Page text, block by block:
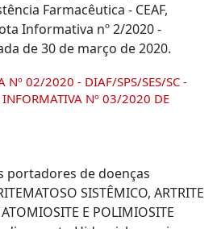
Farmacêutica - CEAF,
Informativa nº 2/2020 -
de 30 de março de 2020.
Nº 02/2020 - DIAF/SPS/SES/SC -
INFORMATIVA Nº 03/2020 DE
portadores de doenças
SISTÊMICO, ARTRITE
E POLIMIOSITE